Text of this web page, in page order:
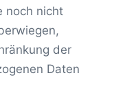
noch nicht
der
Daten